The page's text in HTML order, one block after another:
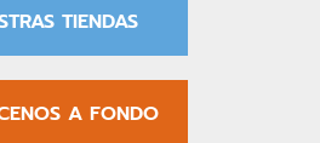
TIENDAS
A FONDO